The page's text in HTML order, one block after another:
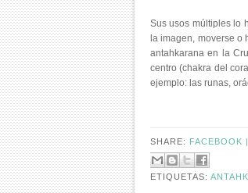
Sus usos múltiples lo
la imagen, moverse o
antahkarana en la
centro (chakra del
ejemplo: las runas,
SHARE: FACEBOOK |
ETIQUETAS: